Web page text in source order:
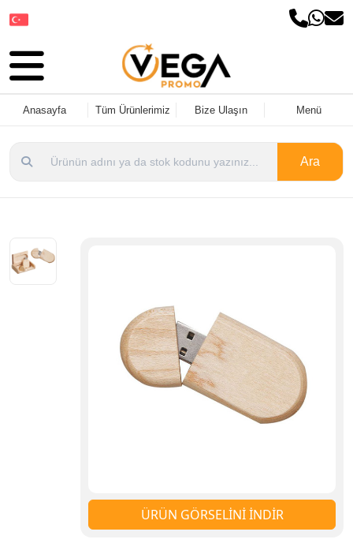
Anasayfa Tüm Ürünlerimiz Bize Ulaşın Menü
Ara
ÜRÜN GÖRSELİNİ İNDİR